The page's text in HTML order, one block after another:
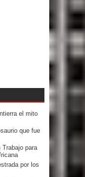
el mito
que fue
Trabajo para
por los